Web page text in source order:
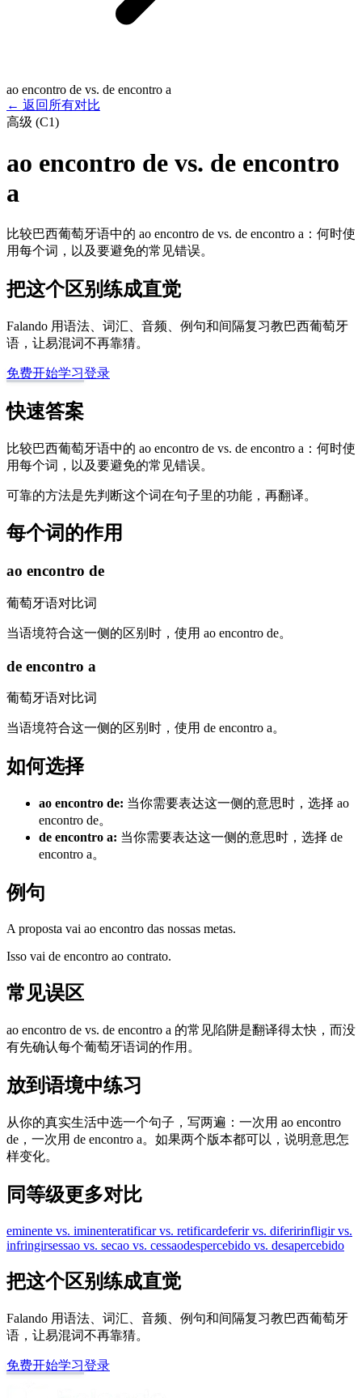
ao encontro de vs. de encontro a
← 返回所有对比
高级 (C1)
ao encontro de vs. de encontro
a
比较巴西葡萄牙语中的 ao encontro de vs. de encontro a：何时使
用每个词，以及要避免的常见错误。
把这个区别练成直觉
Falando 用语法、词汇、音频、例句和间隔复习教巴西葡萄牙
语，让易混词不再靠猜。
免费开始学习登录
快速答案
比较巴西葡萄牙语中的 ao encontro de vs. de encontro a：何时使
用每个词，以及要避免的常见错误。
可靠的方法是先判断这个词在句子里的功能，再翻译。
每个词的作用
ao encontro de
葡萄牙语对比词
当语境符合这一侧的区别时，使用 ao encontro de。
de encontro a
葡萄牙语对比词
当语境符合这一侧的区别时，使用 de encontro a。
如何选择
ao encontro de: 当你需要表达这一侧的意思时，选择 ao
encontro de。
de encontro a: 当你需要表达这一侧的意思时，选择 de
encontro a。
例句
A proposta vai ao encontro das nossas metas.
Isso vai de encontro ao contrato.
常见误区
ao encontro de vs. de encontro a 的常见陷阱是翻译得太快，而没
有先确认每个葡萄牙语词的作用。
放到语境中练习
从你的真实生活中选一个句子，写两遍：一次用 ao encontro
de，一次用 de encontro a。如果两个版本都可以，说明意思怎
样变化。
同等级更多对比
eminente vs. iminenteratificar vs. retificardeferir vs. diferirinfligir vs.
infringirsessao vs. secao vs. cessaodespercebido vs. desapercebido
把这个区别练成直觉
Falando 用语法、词汇、音频、例句和间隔复习教巴西葡萄牙
语，让易混词不再靠猜。
免费开始学习登录